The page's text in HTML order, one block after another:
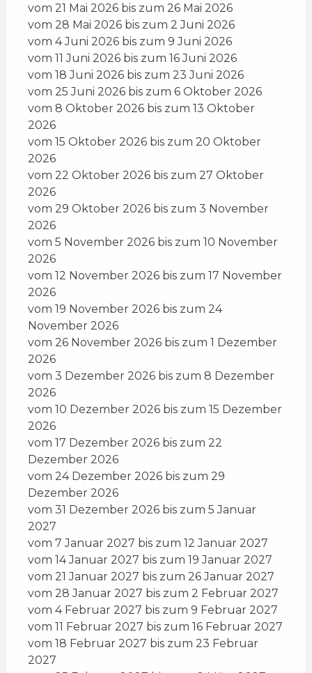
vom 21 Mai 2026 bis zum 26 Mai 2026
vom 28 Mai 2026 bis zum 2 Juni 2026
vom 4 Juni 2026 bis zum 9 Juni 2026
vom 11 Juni 2026 bis zum 16 Juni 2026
vom 18 Juni 2026 bis zum 23 Juni 2026
vom 25 Juni 2026 bis zum 6 Oktober 2026
vom 8 Oktober 2026 bis zum 13 Oktober
2026
vom 15 Oktober 2026 bis zum 20 Oktober
2026
vom 22 Oktober 2026 bis zum 27 Oktober
2026
vom 29 Oktober 2026 bis zum 3 November
2026
vom 5 November 2026 bis zum 10 November
2026
vom 12 November 2026 bis zum 17 November
2026
vom 19 November 2026 bis zum 24
November 2026
vom 26 November 2026 bis zum 1 Dezember
2026
vom 3 Dezember 2026 bis zum 8 Dezember
2026
vom 10 Dezember 2026 bis zum 15 Dezember
2026
vom 17 Dezember 2026 bis zum 22
Dezember 2026
vom 24 Dezember 2026 bis zum 29
Dezember 2026
vom 31 Dezember 2026 bis zum 5 Januar
2027
vom 7 Januar 2027 bis zum 12 Januar 2027
vom 14 Januar 2027 bis zum 19 Januar 2027
vom 21 Januar 2027 bis zum 26 Januar 2027
vom 28 Januar 2027 bis zum 2 Februar 2027
vom 4 Februar 2027 bis zum 9 Februar 2027
vom 11 Februar 2027 bis zum 16 Februar 2027
vom 18 Februar 2027 bis zum 23 Februar
2027